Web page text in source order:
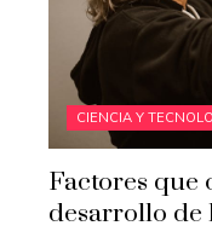
CIENCIA Y
Factores
desarrollo de